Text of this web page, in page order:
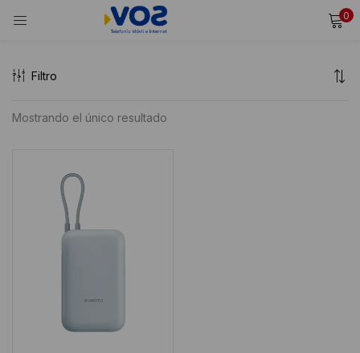
0
INICIAR SESIÓN
Ingresa tu usuario y contraseña para iniciar sesión.
¿Olvidaste tu contraseña?
Filtro
Mostrando el único resultado